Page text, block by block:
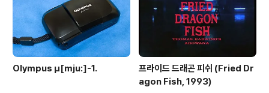
Olympus μ[mju:]-1.
프라이드 드래곤 피쉬 (Fried Dr
agon Fish, 1993)